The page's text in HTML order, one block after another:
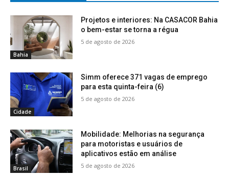
Bahia
Projetos e interiores: Na CASACOR Bahia
o bem-estar se torna a régua
5 de agosto de 2026
Cidade
Simm oferece 371 vagas de emprego
para esta quinta-feira (6)
5 de agosto de 2026
Brasil
Mobilidade: Melhorias na segurança
para motoristas e usuários de
aplicativos estão em análise
5 de agosto de 2026